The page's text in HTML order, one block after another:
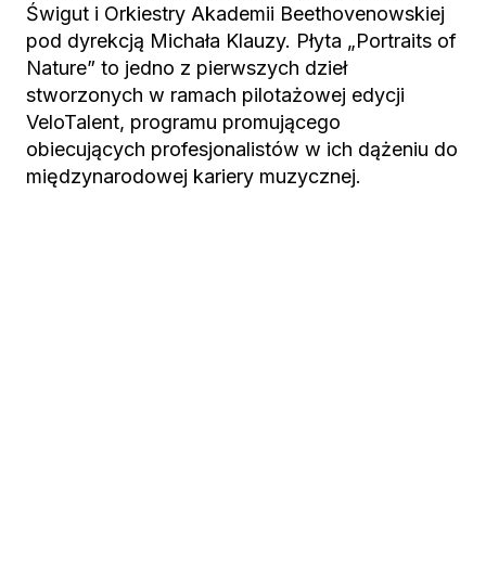
Świgut i Orkiestry Akademii Beethovenowskiej
pod dyrekcją Michała Klauzy. Płyta „Portraits of
Nature” to jedno z pierwszych dzieł
stworzonych w ramach pilotażowej edycji
VeloTalent, programu promującego
obiecujących profesjonalistów w ich dążeniu do
międzynarodowej kariery muzycznej.